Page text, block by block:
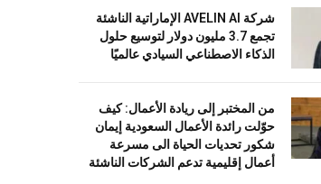
شركة AVELIN AI الإماراتية الناشئة
تجمع 3.7 مليون دولار لتوسيع حلول
الذكاء الاصطناعي السيادي عالميًا
من المختبر إلى ريادة الأعمال: كيف
حوّلت رائدة الأعمال السعودية إيمان
شكور تحديات الحياة الى مسرعة
أعمال إقليمية تدعم الشركات الناشئة